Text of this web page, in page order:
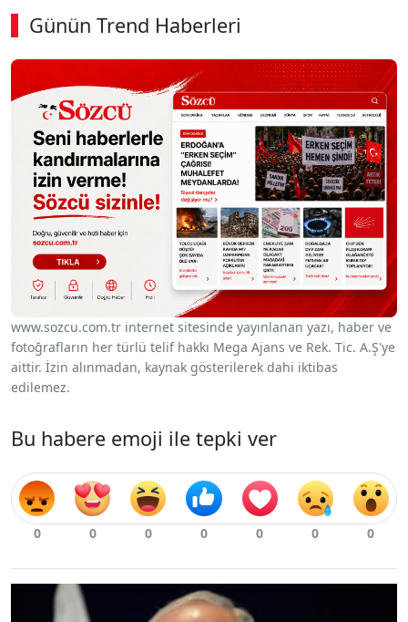
Günün Trend Haberleri
00:02 / 09:08
Sesi Aç
www.sozcu.com.tr internet sitesinde yayınlanan yazı, haber ve
fotoğrafların her türlü telif hakkı Mega Ajans ve Rek. Tic. A.Ş'ye
aittir. İzin alınmadan, kaynak gösterilerek dahi iktibas
edilemez.
Bu habere emoji ile tepki ver